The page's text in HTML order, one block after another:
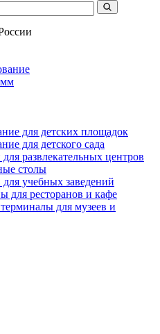
для детских площадок
для детского сада
развлекательных центров
столы
учебных заведений
для ресторанов и кафе
для музеев и